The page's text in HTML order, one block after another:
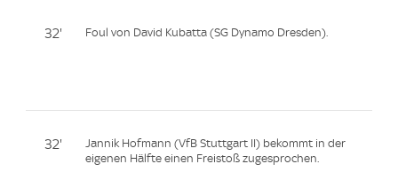
32' Foul von David Kubatta (SG Dynamo Dresden).
32'
Jannik Hofmann (VfB Stuttgart II) bekommt in der
eigenen Hälfte einen Freistoß zugesprochen.